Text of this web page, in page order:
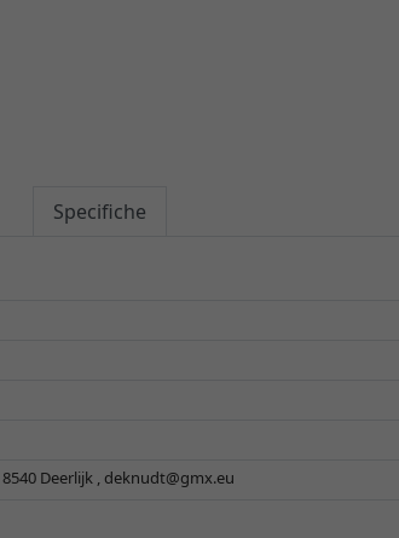
Specifiche
Deerlijk , deknudt@gmx.eu